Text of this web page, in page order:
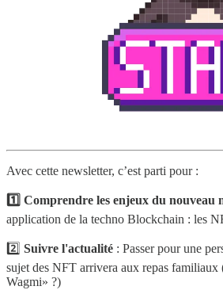
Avec cette newsletter, c’est parti pour :
1️⃣ Comprendre les enjeux du nouveau
application de la techno Blockchain : les
2️⃣ Suivre l'actualité : Passer pour une
sujet des NFT arrivera aux repas familiaux
Wagmi» ?)